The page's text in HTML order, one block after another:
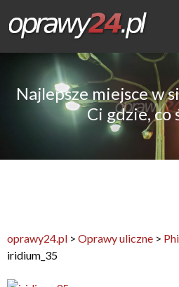
Najlepsze miejsce w
Ci gdzie, co
oprawy24.pl > Oprawy uliczne >
iridium_35